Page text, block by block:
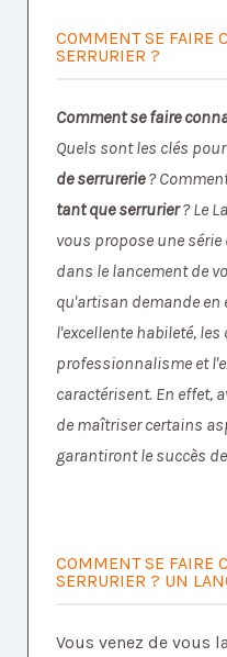
COMMENT SE FAIRE
SERRURIER ?
Comment se faire
Quels sont les clés pour
de serrurerie?
tant que serrurier? Le
vous propose une
dans le lancement de
qu'artisan demande
l'excellente habileté,
professionnalisme et
caractérisent. En effet,
de maîtriser certains
garantiront le succès
COMMENT SE FAIRE
SERRURIER ? UN
Vous venez de vous